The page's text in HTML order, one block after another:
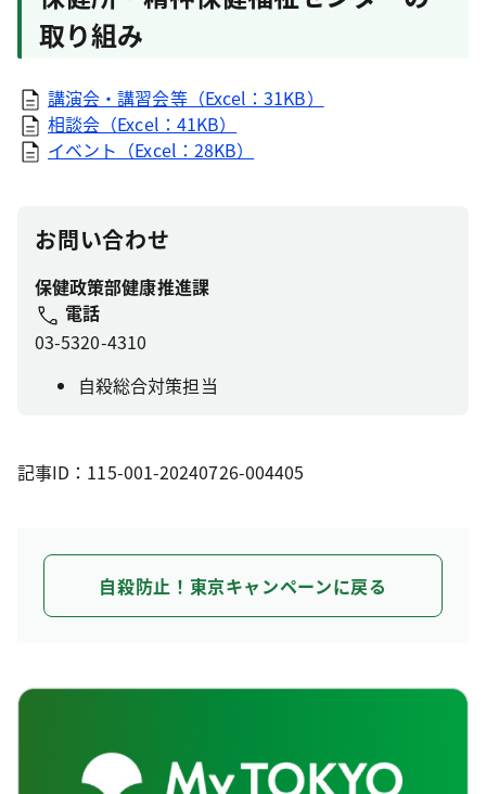
取り組み
講演会・講習会等（Excel：31KB）
相談会（Excel：41KB）
イベント（Excel：28KB）
お問い合わせ
保健政策部健康推進課
電話
03-5320-4310
自殺総合対策担当
記事ID：115-001-20240726-004405
自殺防止！東京キャンペーンに戻る